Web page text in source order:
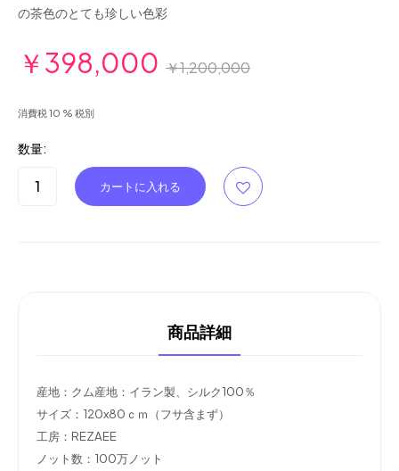
の茶色のとても珍しい色彩
￥398,000 ￥1,200,000
消費税 10 % 税別
数量:
商品詳細
産地：クム産地：イラン製、シルク100％
サイズ：120x80ｃｍ（フサ含まず）
工房：REZAEE
ノット数：100万ノット